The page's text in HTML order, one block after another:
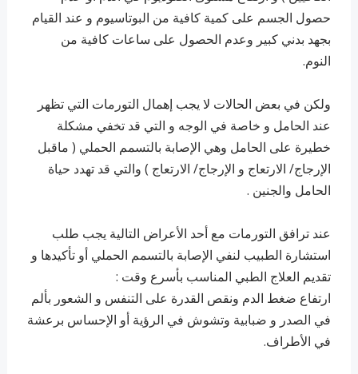
حصول الجسم على كمية كافية من البوتاسيوم و عند القيام
بجهد بدني كبير وعدم الحصول على ساعات كافية من
النوم.
ولكن في بعض الحالات لا يجب إهمال التورمات التي تظهر
عند الحامل و خاصة في الوجه و التي قد تخفي مشكلة
خطيرة على الحامل وهي الإصابة بالتسمم الحملي ( ماقبل
الإرجاج/ الارتعاج و الإرجاج/ الارتعاج ) والتي قد تهدد حياة
الحامل والجنين .
عند ترافق التورمات مع أحد الأعراض التالية يجب طلب
استشارة الطبيب لنفي الإصابة بالتسمم الحملي أو تأكيدها و
تقديم العلاج الطبي المناسب بأسرع وقت :
ارتفاع ضغط الدم ونقص القدرة على التنفس و الشعور بألم
في الصدر و ضبابية وتشوش في الرؤية أو الإحساس برعشة
في الأطراف.